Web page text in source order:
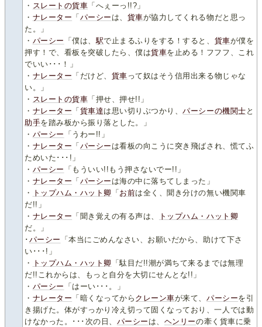
・ スレートの貨車 「へぇーっ!!?」
・ ナレーター 「 パーシー は、 貨車が協力してくれる物だと思っ
た。」
・ パーシー 「僕は、 駅で止まるふりをする！すると、 貨車が僕を
押す！で、看板を突破したら、僕は貨車を止める！フフフ、これ
でいい･･･！」
・ ナレーター 「だけど、 貨車 って奴はそう信用出来る物じゃな
い。」
・ スレートの貨車 「押せ、押せ!!」
・ ナレーター 「 貨車達は思い切りぶつかり、パーシーの機関士 と
助手を踏み板から振り落とした。」
・ パーシー 「うわー!!」
・ ナレーター 「 パーシー は看板の向こうに突き飛ばされ、慌てふ
ためいた･･･!」
・ パーシー 「もういい!!もう押さないでー!!」
・ ナレーター 「 パーシー は海の中に落ちてしまった」
・
トップハム・ハット卿 「 お前は全く、聞き分けの無い機関車
だ!!」
・ ナレーター 「聞き覚えの有る声は、
トップハム・ハット卿
だ。」
･ パーシー 「本当にごめんなさい、お願いだから、助けて下さ
い･･･!」
・
トップハム・ハット卿 「駄目だ!!潮が満ちて来るまでは無理
だ!!これからは、もっと自分を大切にせんとな!!」
・ パーシー 「はーい･･･。」
・ ナレーター 「暗くなってから クレーン車が来て、パーシーを引
き揚げた。体がすっかり冷え切って固くなっており、一人では動
けなかった。･･･次の日、 パーシー は、 ヘンリーの牽く貨車に乗